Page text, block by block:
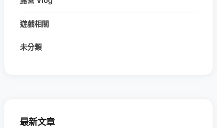
遊戲相關
未分類
最新文章